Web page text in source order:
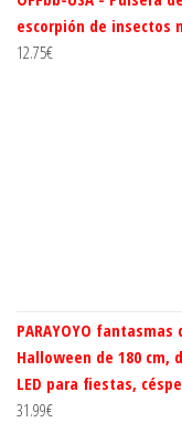
escorpión de insectos
12.75€
PARAYOYO
Halloween de 180 cm,
LED para fiestas,
31.99€